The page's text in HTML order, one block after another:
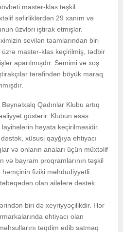
master-klas təşkil
səfirliklərdən 29 xanım və
üzvləri iştirak etmişlər.
sevilən təamlarından biri
üzrə master-klas keçirilmiş, tədbir
aparılmışdır. Səmimi və xoş
tərəfindən böyük maraq
Qadınlar Klubu artıq
göstərir. Klubun əsas
həyata keçirilməsidir.
xüsusi qayğıya ehtiyacı
və onların anaları üçün müxtəlif
və bayram proqramlarının təşkil
fiziki məhdudiyyətli
olan ailələrə dəstək
biri də xeyriyyəçilikdir. Hər
ehtiyacı olan
təqdim edib satmaq